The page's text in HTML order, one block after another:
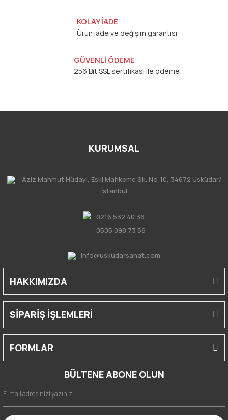
KOLAY İADE
Ürün iade ve değişim garantisi
GÜVENLİ ÖDEME
256 Bit SSL sertifikası ile ödeme
KURUMSAL
Aziz Mahmut Hüdayi, Eski Mahkeme Sk. No:10, 34672 Üsküdar/
İstanbul
0216 532 40 36
0505 098 73 56
info@uskudarsanat.com
HAKKIMIZDA
SİPARİŞ İŞLEMLERİ
FORMLAR
BÜLTENE ABONE OLUN